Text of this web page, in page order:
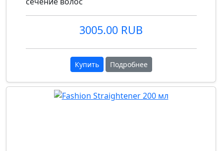
3005.00 RUB
Купить Подробнее